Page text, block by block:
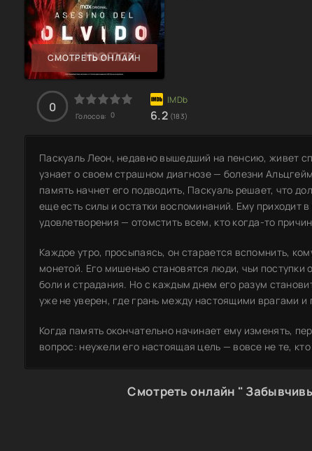
СМОТРЕТЬ ОНЛАЙН
0
Голосов: 0 6.2 (183)
Паскуаль Леон, недавно вышедший на пенсию, живет
узнает о своем страшном диагнозе — болезни
память начнет его подводить, Паскуаль решает, что
еще есть силы и остатки воспоминаний. Ему приходит
удовлетворения — отомстить всем, кто когда-то
Каждое утро, просыпаясь, он старается вспомнить,
монетой. Его мишенью становятся люди, чьи поступки
боли и страдания. Но с каждым днем его разум
уже не уверен, где грань между настоящими врагами и
Когда память окончательно начинает ему изменять,
вопрос: неужели его настоящая цель — вовсе не те,
Смотреть онлайн "